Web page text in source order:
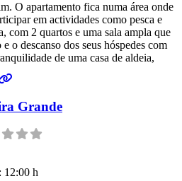
O apartamento fica numa área onde
em actividades como pesca e
com 2 quartos e uma sala ampla que
o descanso dos seus hóspedes com
de uma casa de aldeia,
Grande
12:00 h